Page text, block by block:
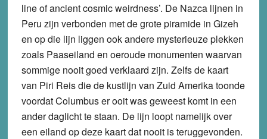
line of ancient cosmic weirdness’. De Nazca lijnen in
Peru zijn verbonden met de grote piramide in Gizeh
en op die lijn liggen ook andere mysterieuze plekken
zoals Paaseiland en oeroude monumenten waarvan
sommige nooit goed verklaard zijn. Zelfs de kaart
van Piri Reis die de kustlijn van Zuid Amerika toonde
voordat Columbus er ooit was geweest komt in een
ander daglicht te staan. De lijn loopt namelijk over
een eiland op deze kaart dat nooit is teruggevonden.